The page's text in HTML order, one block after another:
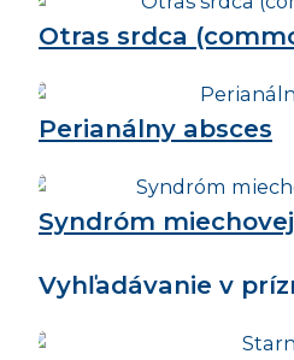
Otras srdca
Perianálny absces
Syndróm
Vyhľadávanie v